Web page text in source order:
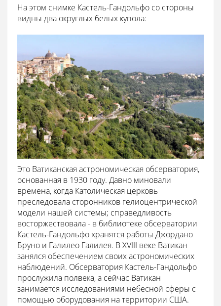
На этом снимке Кастель-Гандольфо со стороны
видны два округлых белых купола:
Это Ватиканская астрономическая обсерватория,
основанная в 1930 году. Давно миновали
времена, когда Католическая церковь
преследовала сторонников гелиоцентрической
модели нашей системы; справедливость
восторжествовала - в библиотеке обсерватории
Кастель-Гандольфо хранятся работы Джордано
Бруно и Галилео Галилея. В XVIII веке Ватикан
занялся обеспечением своих астрономических
наблюдений. Обсерватория Кастель-Гандольфо
прослужила полвека, а сейчас Ватикан
занимается исследованиями небесной сферы с
помощью оборудования на территории США.